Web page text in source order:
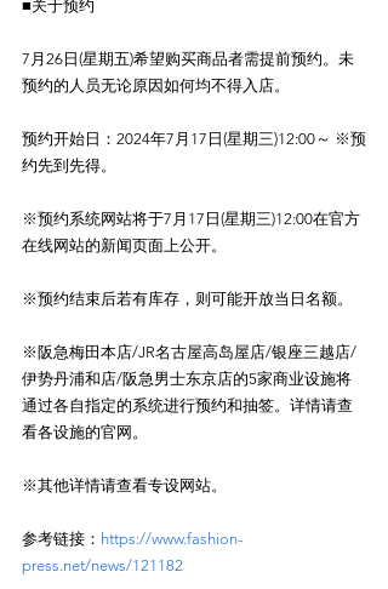
■关于预约
7月26日(星期五)希望购买商品者需提前预约。未
预约的人员无论原因如何均不得入店。
预约开始日：2024年7月17日(星期三)12:00～ ※预
约先到先得。
※预约系统网站将于7月17日(星期三)12:00在官方
在线网站的新闻页面上公开。
※预约结束后若有库存，则可能开放当日名额。
※阪急梅田本店/JR名古屋高岛屋店/银座三越店/
伊势丹浦和店/阪急男士东京店的5家商业设施将
通过各自指定的系统进行预约和抽签。详情请查
看各设施的官网。
※其他详情请查看专设网站。
参考链接： https://www.fashion-
press.net/news/121182